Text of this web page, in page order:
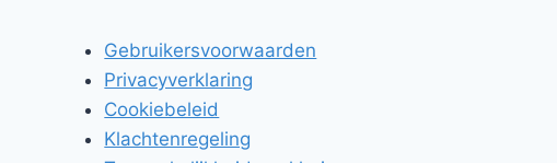
Gebruikersvoorwaarden
Privacyverklaring
Cookiebeleid
Klachtenregeling